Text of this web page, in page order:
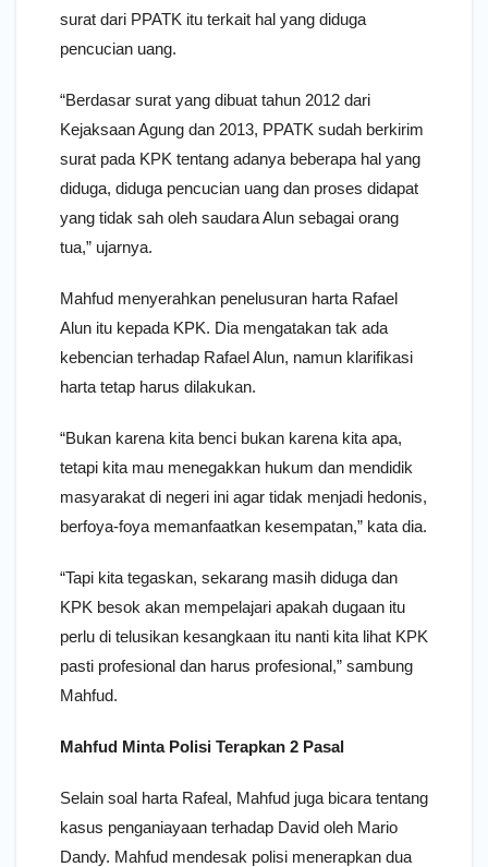
surat dari PPATK itu terkait hal yang diduga
pencucian uang.
“Berdasar surat yang dibuat tahun 2012 dari
Kejaksaan Agung dan 2013, PPATK sudah berkirim
surat pada KPK tentang adanya beberapa hal yang
diduga, diduga pencucian uang dan proses didapat
yang tidak sah oleh saudara Alun sebagai orang
tua,” ujarnya.
Mahfud menyerahkan penelusuran harta Rafael
Alun itu kepada KPK. Dia mengatakan tak ada
kebencian terhadap Rafael Alun, namun klarifikasi
harta tetap harus dilakukan.
“Bukan karena kita benci bukan karena kita apa,
tetapi kita mau menegakkan hukum dan mendidik
masyarakat di negeri ini agar tidak menjadi hedonis,
berfoya-foya memanfaatkan kesempatan,” kata dia.
“Tapi kita tegaskan, sekarang masih diduga dan
KPK besok akan mempelajari apakah dugaan itu
perlu di telusikan kesangkaan itu nanti kita lihat KPK
pasti profesional dan harus profesional,” sambung
Mahfud.
Mahfud Minta Polisi Terapkan 2 Pasal
Selain soal harta Rafeal, Mahfud juga bicara tentang
kasus penganiayaan terhadap David oleh Mario
Dandy. Mahfud mendesak polisi menerapkan dua